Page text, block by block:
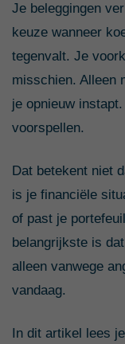
Je beleggingen
keuze wanneer
tegenvalt. Je
misschien. Alleen
je opnieuw
voorspellen.
Dat betekent niet
is je financiële
of past je
belangrijkste is
alleen vanwege
vandaag.
In dit artikel lees